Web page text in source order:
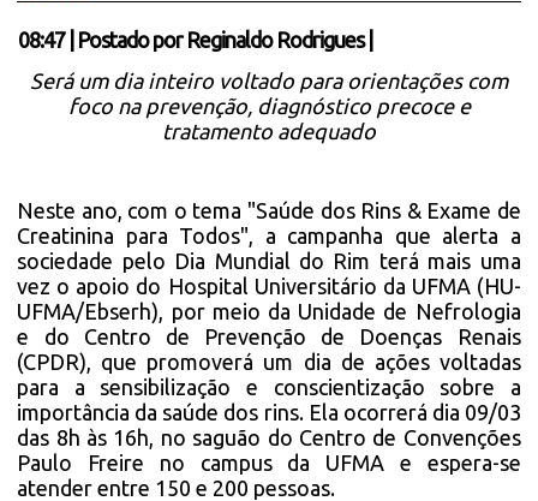
08:47| Postado por Reginaldo Rodrigues
Será um dia inteiro voltado para orientações com
foco na prevenção, diagnóstico precoce e
tratamento adequado
Neste ano, com o tema "Saúde dos Rins & Exame de
Creatinina para Todos", a campanha que alerta a
sociedade pelo Dia Mundial do Rim terá mais uma
vez o apoio do Hospital Universitário da UFMA (HU-
UFMA/Ebserh), por meio da Unidade de Nefrologia
e do Centro de Prevenção de Doenças Renais
(CPDR), que promoverá um dia de ações voltadas
para a sensibilização e conscientização sobre a
importância da saúde dos rins. Ela ocorrerá dia 09/03
das 8h às 16h, no saguão do Centro de Convenções
Paulo Freire no campus da UFMA e espera-se
atender entre 150 e 200 pessoas.